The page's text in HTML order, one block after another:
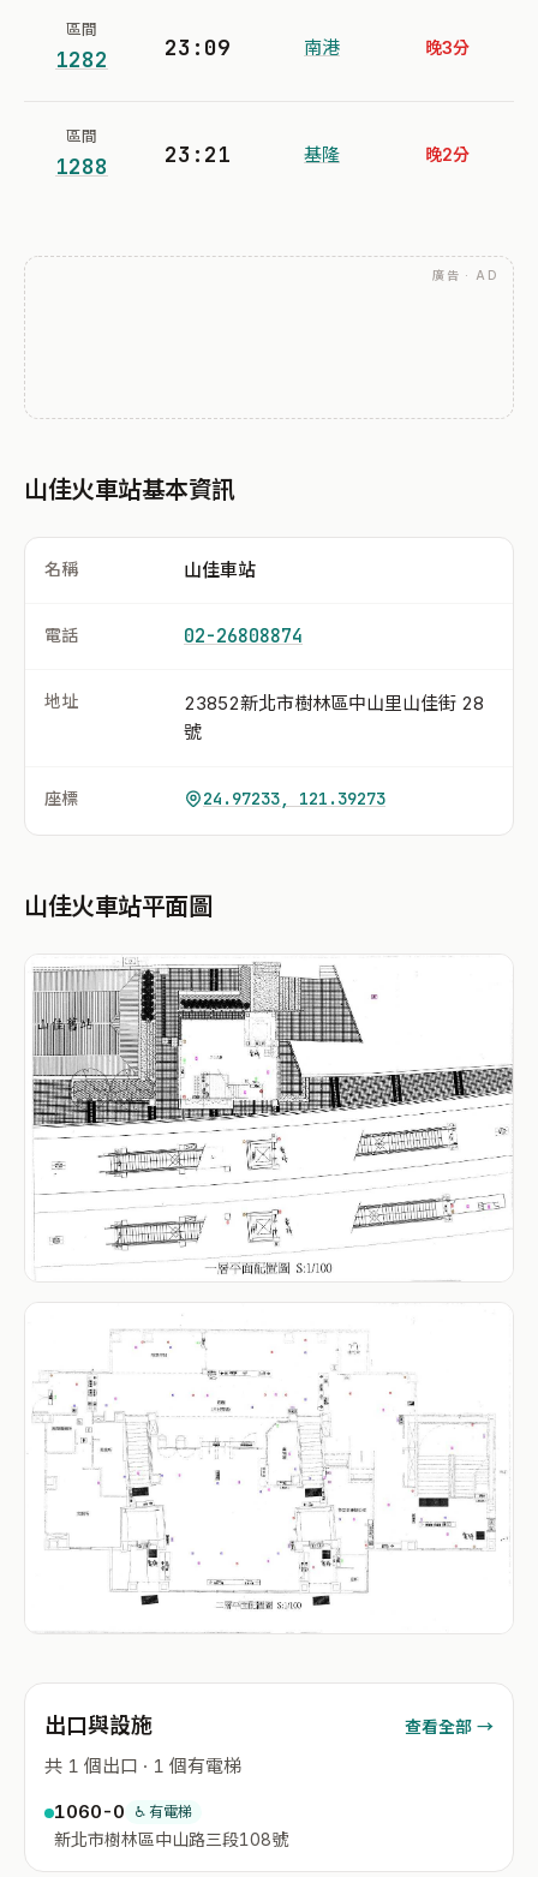
區間
1282 23:09 南港 晚3分
區間
1288 23:21 基隆 晚2分
廣告 · AD
山佳火車站基本資訊
名稱 山佳車站
電話 02-26808874
地址
23852新北市樹林區中山里山佳街 28
號
座標 24.97233, 121.39273
山佳火車站平面圖
出口與設施 查看全部 →
共 1 個出口 · 1 個有電梯
1060-0
♿ 有電梯
新北市樹林區中山路三段108號